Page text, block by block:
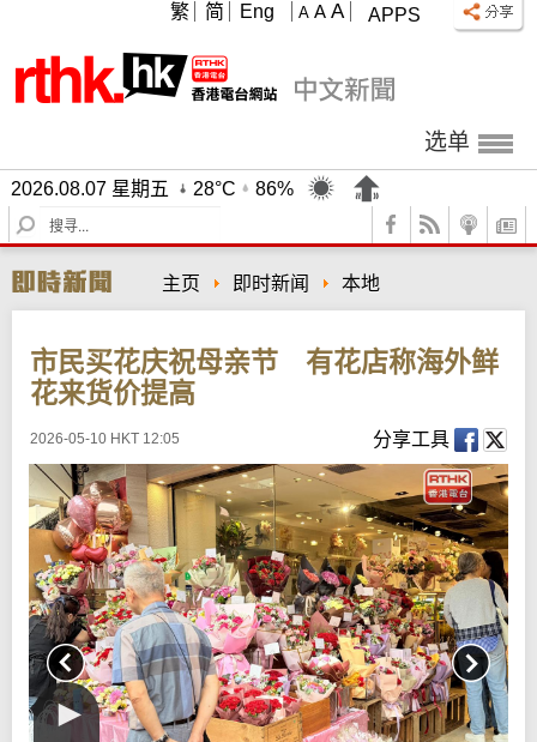
APPS
A A A
繁 简 Eng
选单
2026.08.07 星期五 28°C
86%
S
e
r
c
主页 即时新闻 本地
市民买花庆祝母亲节 有花店称海外鲜
花来货价提高
2026-05-10 HKT 12:05 分享工具